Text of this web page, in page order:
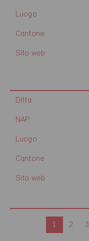
Luogo
Cantone
Sito web
Ditta
NAP
Luogo
Cantone
Sito web
1 2 3